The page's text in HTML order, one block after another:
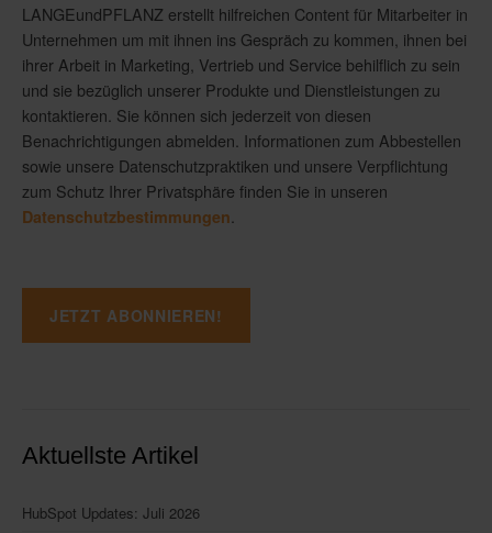
LANGEundPFLANZ erstellt hilfreichen Content für Mitarbeiter in
Unternehmen um mit ihnen ins Gespräch zu kommen, ihnen bei
ihrer Arbeit in Marketing, Vertrieb und Service behilflich zu sein
und sie bezüglich unserer Produkte und Dienstleistungen zu
kontaktieren. Sie können sich jederzeit von diesen
Benachrichtigungen abmelden. Informationen zum Abbestellen
sowie unsere Datenschutzpraktiken und unsere Verpflichtung
zum Schutz Ihrer Privatsphäre finden Sie in unseren
Datenschutzbestimmungen
Aktuellste Artikel
HubSpot Updates: Juli 2026